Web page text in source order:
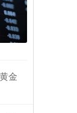
金